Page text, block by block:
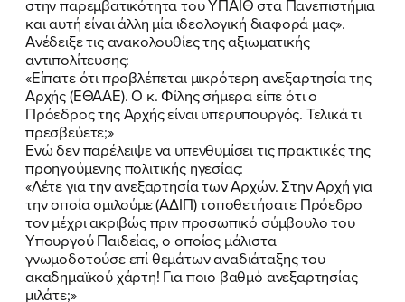
στην παρεμβατικότητα του ΥΠΑΙΘ στα Πανεπιστήμια
και αυτή είναι άλλη μία ιδεολογική διαφορά μας».
Ανέδειξε τις ανακολουθίες της αξιωματικής
αντιπολίτευσης:
«Είπατε ότι προβλέπεται μικρότερη ανεξαρτησία της
Αρχής (ΕΘΑΑΕ). Ο κ. Φίλης σήμερα είπε ότι ο
Πρόεδρος της Αρχής είναι υπερυπουργός. Τελικά τι
πρεσβεύετε;»
Ενώ δεν παρέλειψε να υπενθυμίσει τις πρακτικές της
προηγούμενης πολιτικής ηγεσίας:
«Λέτε για την ανεξαρτησία των Αρχών. Στην Αρχή για
την οποία ομιλούμε (ΑΔΙΠ) τοποθετήσατε Πρόεδρο
τον μέχρι ακριβώς πριν προσωπικό σύμβουλο του
Υπουργού Παιδείας, ο οποίος μάλιστα
γνωμοδοτούσε επί θεμάτων αναδιάταξης του
ακαδημαϊκού χάρτη! Για ποιο βαθμό ανεξαρτησίας
μιλάτε;»